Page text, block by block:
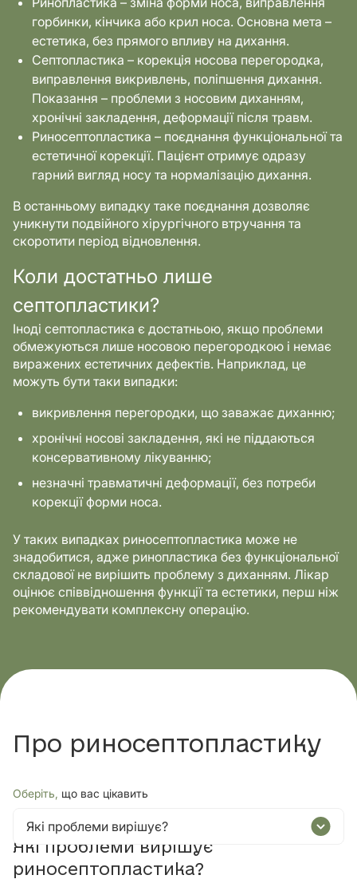
горбинки, кінчика або крил носа. Основна мета –
естетика, без прямого впливу на дихання.
Септопластика – корекція носова перегородка,
виправлення викривлень, поліпшення дихання.
Показання – проблеми з носовим диханням,
хронічні закладення, деформації після травм.
Риносептопластика – поєднання функціональної та
естетичної корекції. Пацієнт отримує одразу
гарний вигляд носу та нормалізацію дихання.
В останньому випадку таке поєднання дозволяє
уникнути подвійного хірургічного втручання та
скоротити період відновлення.
Коли достатньо лише
септопластики?
Іноді септопластика є достатньою, якщо проблеми
обмежуються лише носовою перегородкою і немає
виражених естетичних дефектів. Наприклад, це
можуть бути таки випадки:
викривлення перегородки, що заважає диханню;
хронічні носові закладення, які не піддаються
консервативному лікуванню;
незначні травматичні деформації, без потреби
корекції форми носа.
У таких випадках риносептопластика може не
знадобитися, адже ринопластика без функціональної
складової не вирішить проблему з диханням. Лікар
оцінює співвідношення функції та естетики, перш ніж
рекомендувати комплексну операцію.
Про риносептопластику
Оберіть, що вас цікавить
Які проблеми вирішує?
Які проблеми вирішує
риносептопластика?